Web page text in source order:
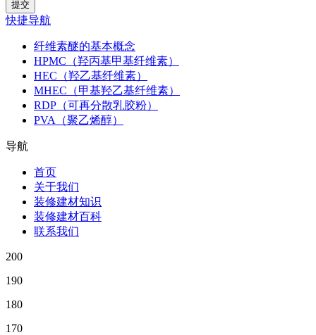
快捷导航
纤维素醚的基本概念
HPMC（羟丙基甲基纤维素）
HEC（羟乙基纤维素）
MHEC（甲基羟乙基纤维素）
RDP（可再分散乳胶粉）
PVA（聚乙烯醇）
导航
首页
关于我们
装修建材知识
装修建材百科
联系我们
200
190
180
170